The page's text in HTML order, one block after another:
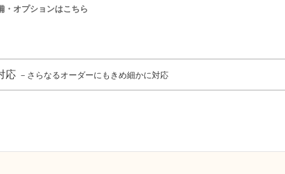
・オプションはこちら
応 －さらなるオーダーにもきめ細かに対応